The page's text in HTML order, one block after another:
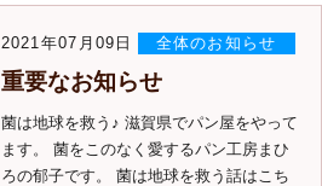
2021年07月09日 全体のお知らせ
重要なお知らせ
菌は地球を救う♪ 滋賀県でパン屋をやって
ます。 菌をこのなく愛するパン工房まひ
ろの郁子です。 菌は地球を救う話はこち